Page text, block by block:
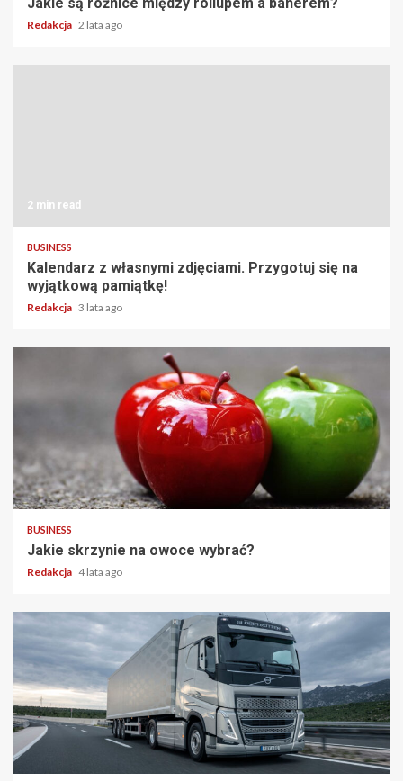
Redakcja 2 lata ago
2 min read
BUSINESS
Kalendarz z własnymi zdjęciami. Przygotuj się na
wyjątkową pamiątkę!
Redakcja 3 lata ago
2 min read
BUSINESS
Jakie skrzynie na owoce wybrać?
Redakcja 4 lata ago
2 min read